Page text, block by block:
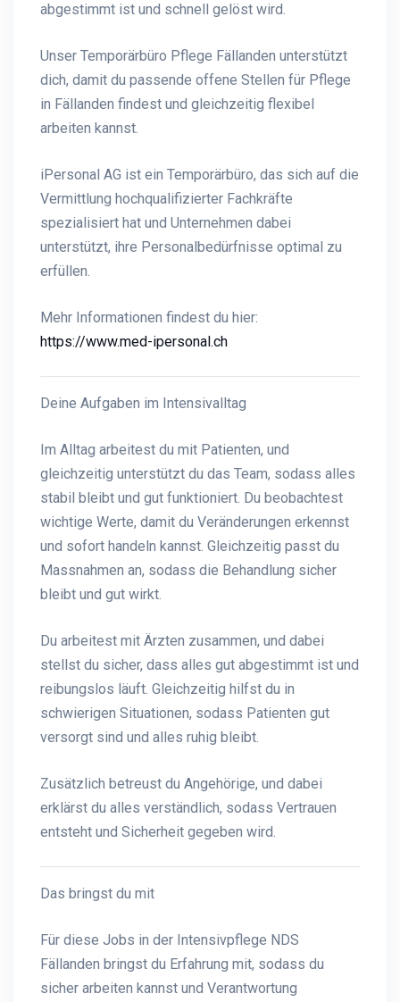
abgestimmt ist und schnell gelöst wird.
Unser Temporärbüro Pflege Fällanden unterstützt
dich, damit du passende offene Stellen für Pflege
in Fällanden findest und gleichzeitig flexibel
arbeiten kannst.
iPersonal AG ist ein Temporärbüro, das sich auf die
Vermittlung hochqualifizierter Fachkräfte
spezialisiert hat und Unternehmen dabei
unterstützt, ihre Personalbedürfnisse optimal zu
erfüllen.
Mehr Informationen findest du hier:
https://www.med-ipersonal.ch
Deine Aufgaben im Intensivalltag
Im Alltag arbeitest du mit Patienten, und
gleichzeitig unterstützt du das Team, sodass alles
stabil bleibt und gut funktioniert. Du beobachtest
wichtige Werte, damit du Veränderungen erkennst
und sofort handeln kannst. Gleichzeitig passt du
Massnahmen an, sodass die Behandlung sicher
bleibt und gut wirkt.
Du arbeitest mit Ärzten zusammen, und dabei
stellst du sicher, dass alles gut abgestimmt ist und
reibungslos läuft. Gleichzeitig hilfst du in
schwierigen Situationen, sodass Patienten gut
versorgt sind und alles ruhig bleibt.
Zusätzlich betreust du Angehörige, und dabei
erklärst du alles verständlich, sodass Vertrauen
entsteht und Sicherheit gegeben wird.
Das bringst du mit
Für diese Jobs in der Intensivpflege NDS
Fällanden bringst du Erfahrung mit, sodass du
sicher arbeiten kannst und Verantwortung